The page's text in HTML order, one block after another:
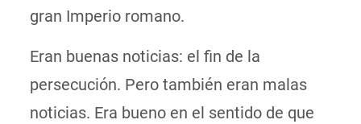
gran Imperio romano.
Eran buenas noticias: el fin de la
persecución. Pero también eran malas
noticias. Era bueno en el sentido de que